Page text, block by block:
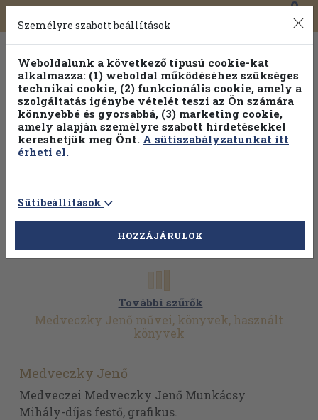
Toggle
navigation
0
Válogasson több mint 1.000.000 kiadványunk közül
100% kedvezménnyel!
További szűrők
Medveczky Jenő művei, könyvek, használt
könyvek
Medveczky Jenő
Medveczei Medveczky Jenő Munkácsy
Mihály-díjas festő, grafikus.
Személyre szabott beállítások
Weboldalunk a következő típusú cookie-kat
alkalmazza: (1) weboldal működéséhez szükséges
technikai cookie, (2) funkcionális cookie, amely a
szolgáltatás igénybe vételét teszi az Ön számára
könnyebbé és gyorsabbá, (3) marketing cookie,
amely alapján személyre szabott hirdetésekkel
kereshetjük meg Önt. A sütiszabályzatunkat itt
érheti el.
Sütibeállítások
HOZZÁJÁRULOK